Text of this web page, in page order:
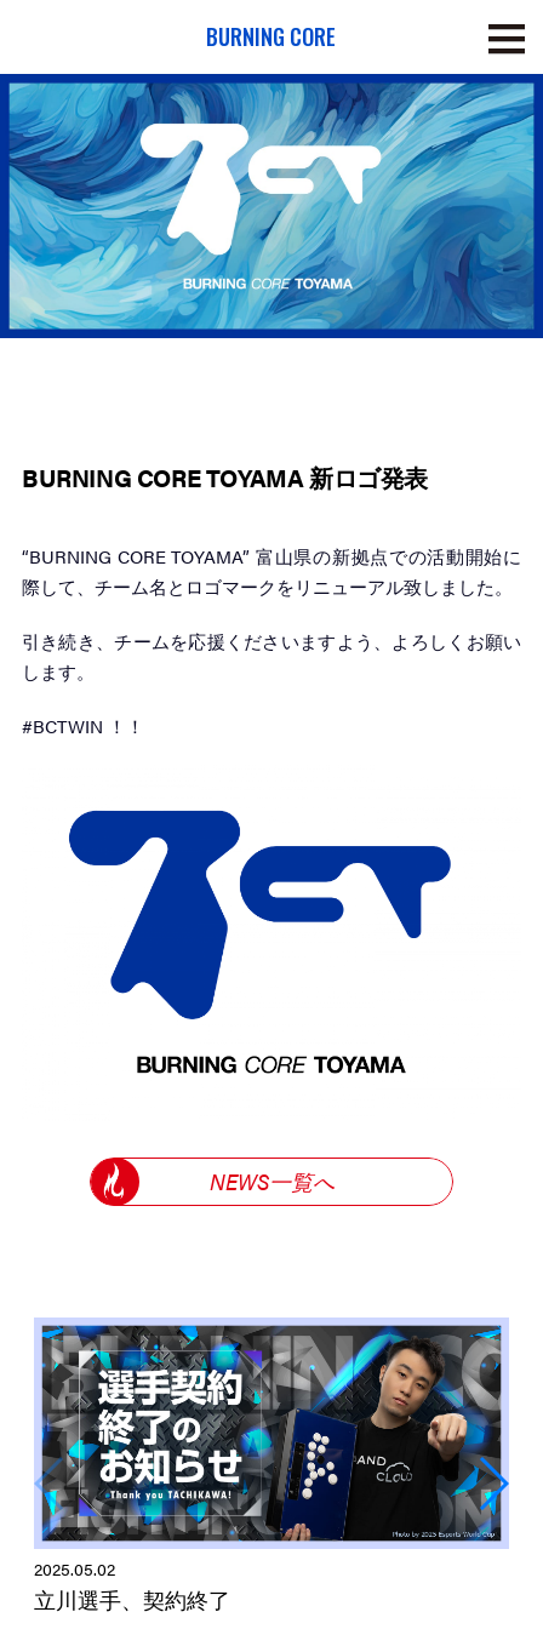
BURNING CORE
BURNING CORE TOYAMA 新ロゴ発表
“BURNING CORE TOYAMA” 富山県の新拠点での活動開始に
際して、チーム名とロゴマークをリニューアル致しました。
引き続き、チームを応援くださいますよう、よろしくお願い
します。
#BCTWIN ！！
NEWS一覧へ
2025.05.02
立川選手、契約終了